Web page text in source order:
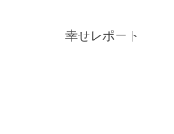
幸せレポート